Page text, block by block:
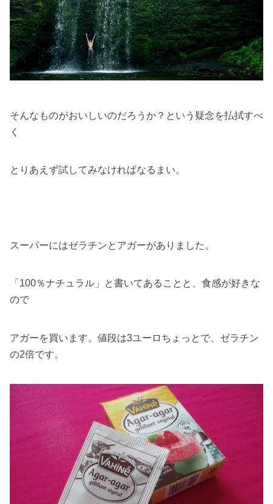
そんなものがおいしいのだろうか？という疑念を払拭すべ
く
とりあえず試してみなければなるまい。
スーパーにはゼラチンとアガーがありました。
「100％ナチュラル」と書いてあることと、食感が好きな
ので
アガーを買います。値段は3ユーロちょっとで、ゼラチン
の2倍です。